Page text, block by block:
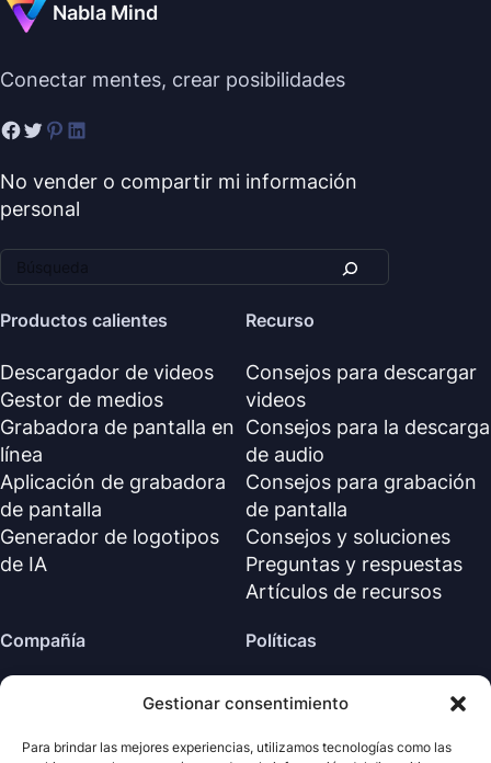
Gestionar consentimiento
Para brindar las mejores experiencias, utilizamos tecnologías como las
Nabla Mind
Conectar mentes, crear posibilidades
No vender o compartir mi información
personal
Productos calientes
Descargador de videos
Gestor de medios
Grabadora de pantalla en
línea
Aplicación de grabadora
de pantalla
Generador de logotipos
de IA
Recurso
Consejos para descargar
videos
Consejos para la descarga
de audio
Consejos para grabación
de pantalla
Consejos y soluciones
Preguntas y respuestas
Artículos de recursos
Compañía
Sobre nosotros
Centro de soporte
Políticas
Política de reembolso
Acuerdo de licencia (EN)